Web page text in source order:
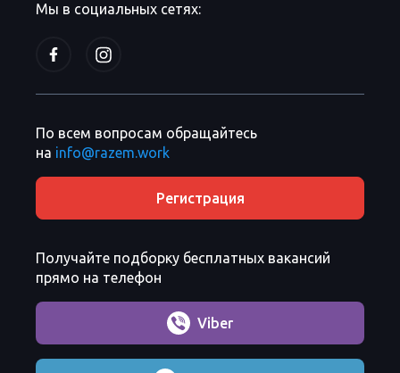
Мы в социальных сетях:
По всем вопросам обращайтесь
на info@razem.work
Регистрация
Получайте подборку бесплатных вакансий
прямо на телефон
Viber